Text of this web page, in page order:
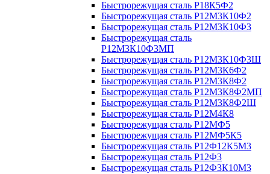
Быстрорежущая сталь Р18К5Ф2
Быстрорежущая сталь Р12М3К10Ф2
Быстрорежущая сталь Р12М3К10Ф3
Быстрорежущая сталь
Р12М3К10Ф3МП
Быстрорежущая сталь Р12М3К10Ф3Ш
Быстрорежущая сталь Р12М3К6Ф2
Быстрорежущая сталь Р12М3К8Ф2
Быстрорежущая сталь Р12М3К8Ф2МП
Быстрорежущая сталь Р12М3К8Ф2Ш
Быстрорежущая сталь Р12М4К8
Быстрорежущая сталь Р12МФ5
Быстрорежущая сталь Р12МФ5К5
Быстрорежущая сталь Р12Ф12К5М3
Быстрорежущая сталь Р12Ф3
Быстрорежущая сталь Р12Ф3К10М3